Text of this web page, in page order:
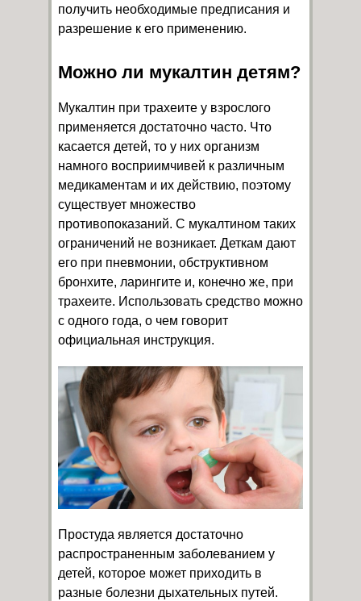
получить необходимые предписания и
разрешение к его применению.
Можно ли мукалтин детям?
Мукалтин при трахеите у взрослого
применяется достаточно часто. Что
касается детей, то у них организм
намного восприимчивей к различным
медикаментам и их действию, поэтому
существует множество
противопоказаний. С мукалтином таких
ограничений не возникает. Деткам дают
его при пневмонии, обструктивном
бронхите, ларингите и, конечно же, при
трахеите. Использовать средство можно
с одного года, о чем говорит
официальная инструкция.
Простуда является достаточно
распространенным заболеванием у
детей, которое может приходить в
разные болезни дыхательных путей.